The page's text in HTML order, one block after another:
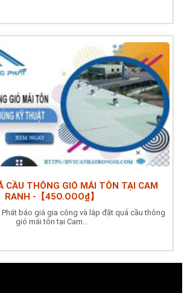
CẦU THÔNG GIÓ MÁI TÔN TẠI CAM
RANH -【45O.OOO₫】
báo giá gia công và lắp đặt quả cầu thông
gió mái tôn tại Cam...